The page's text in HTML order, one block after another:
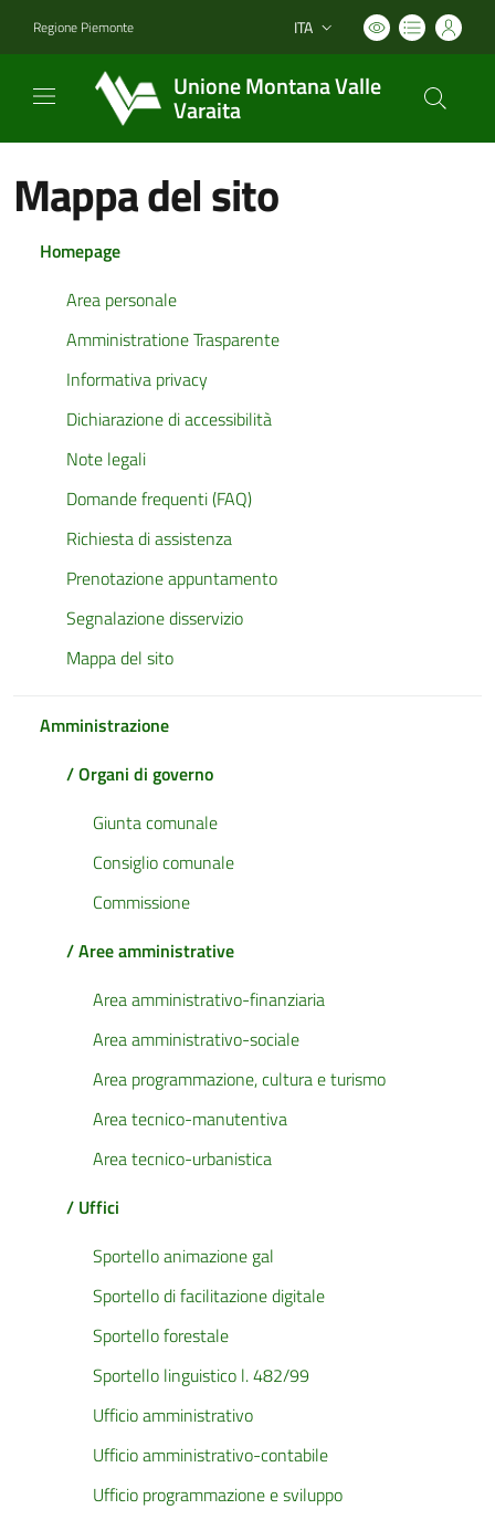
Regione Piemonte Lingua attiva:
ITA
Unione Montana Valle
Varaita
Mappa del sito
Homepage
Area personale
Amministratione Trasparente
Informativa privacy
Dichiarazione di accessibilità
Note legali
Domande frequenti (FAQ)
Richiesta di assistenza
Prenotazione appuntamento
Segnalazione disservizio
Mappa del sito
Amministrazione
/ Organi di governo
Giunta comunale
Consiglio comunale
Commissione
/ Aree amministrative
Area amministrativo-finanziaria
Area amministrativo-sociale
Area programmazione, cultura e turismo
Area tecnico-manutentiva
Area tecnico-urbanistica
/ Uffici
Sportello animazione gal
Sportello di facilitazione digitale
Sportello forestale
Sportello linguistico l. 482/99
Ufficio amministrativo
Ufficio amministrativo-contabile
Ufficio programmazione e sviluppo